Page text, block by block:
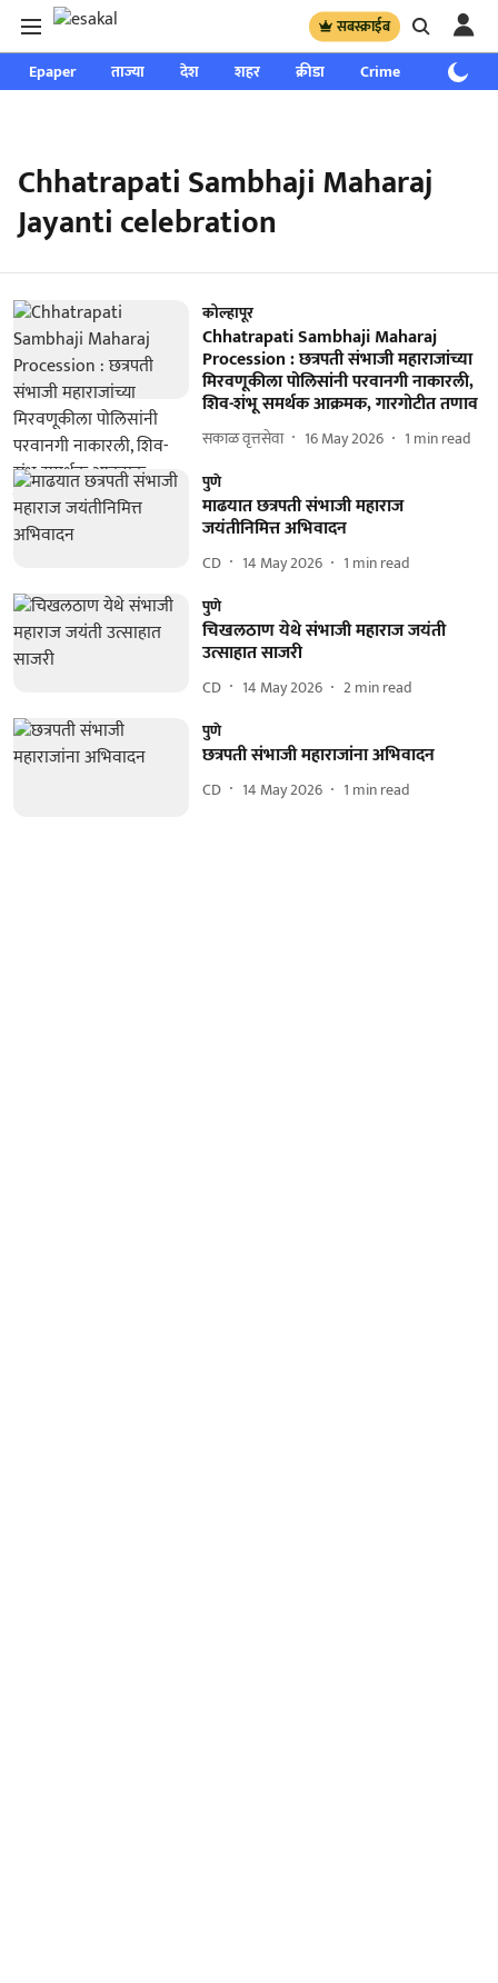
सबस्क्राईब
Epaper ताज्या देश शहर क्रीडा Crime साप्ताहिक
Chhatrapati Sambhaji Maharaj
Jayanti celebration
कोल्हापूर
Chhatrapati Sambhaji Maharaj
Procession : छत्रपती संभाजी महाराजांच्या
मिरवणूकीला पोलिसांनी परवानगी नाकारली,
शिव-शंभू समर्थक आक्रमक, गारगोटीत तणाव
सकाळ वृत्तसेवा 16 May 2026 1 min read
पुणे
माढयात छत्रपती संभाजी महाराज
जयंतीनिमित्त अभिवादन
CD 14 May 2026 1 min read
पुणे
चिखलठाण येथे संभाजी महाराज जयंती
उत्साहात साजरी
CD 14 May 2026 2min read
पुणे
छत्रपती संभाजी महाराजांना अभिवादन
CD 14 May 2026 1 min read